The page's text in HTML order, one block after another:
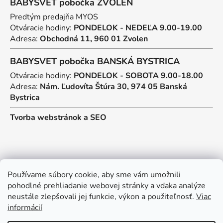
Používame súbory cookie, aby sme vám umožnili
pohodlné prehliadanie webovej stránky a vďaka analýze
neustále zlepšovali jej funkcie, výkon a použiteľnosť. Viac
informácií
BABYSVET pobočka ZVOLEN
Predtým predajňa MYOS
Otváracie hodiny: PONDELOK - NEDEĽA 9.00-19.00
Adresa: Obchodná 11, 960 01 Zvolen
BABYSVET pobočka BANSKÁ BYSTRICA
Otváracie hodiny: PONDELOK - SOBOTA 9.00-18.00
Adresa: Nám. Ľudovíta Štúra 30, 974 05 Banská
Bystrica
Tvorba webstránok a SEO
Kontakt
predajna@myos.sk
+421 902 950 906